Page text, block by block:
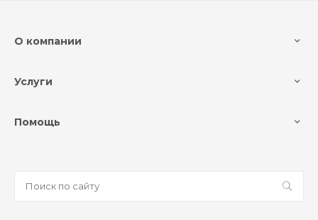
О компании
Услуги
Помощь